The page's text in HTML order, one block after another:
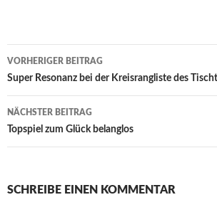
Beitrags-
Navigation
VORHERIGER BEITRAG
Super Resonanz bei der Kreisrangliste des
NÄCHSTER BEITRAG
Topspiel zum Glück belanglos
SCHREIBE EINEN KOMMENTAR